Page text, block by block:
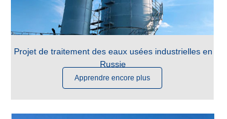
Projet de traitement des eaux usées industrielles en
Russie
Apprendre encore plus